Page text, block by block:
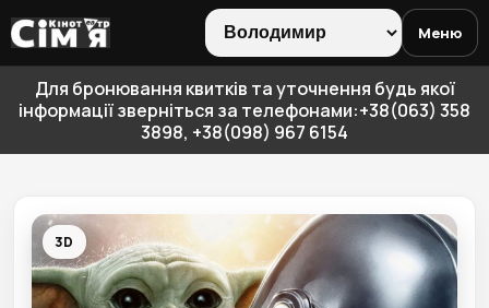
Меню
Для бронювання квитків та уточнення будь якої
інформації зверніться за телефонами:+38(063) 358
3898, +38(098) 967 6154
3D